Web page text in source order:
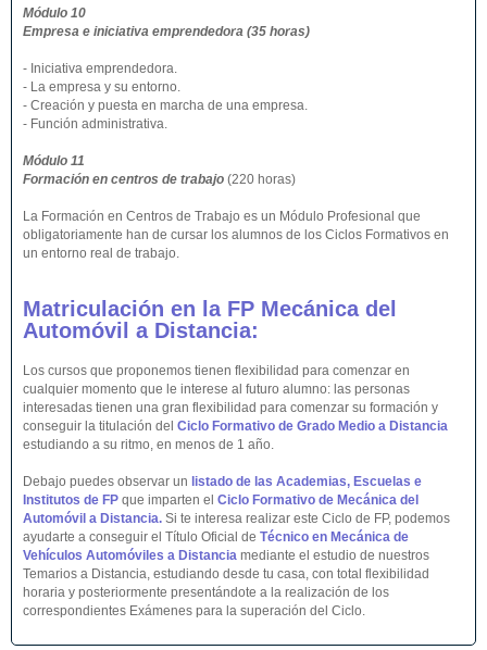
Módulo 10
Empresa e iniciativa emprendedora (35 horas)
- Iniciativa emprendedora.
- La empresa y su entorno.
- Creación y puesta en marcha de una empresa.
- Función administrativa.
Módulo 11
Formación en centros de trabajo (220 horas)
La Formación en Centros de Trabajo es un Módulo Profesional que
obligatoriamente han de cursar los alumnos de los Ciclos Formativos en
un entorno real de trabajo.
Matriculación en la FP Mecánica del
Automóvil
a Distancia:
Los cursos que proponemos tienen flexibilidad para comenzar en
cualquier momento que le interese al futuro alumno: las personas
interesadas tienen una gran flexibilidad para comenzar su formación y
conseguir la titulación del Ciclo Formativo de Grado Medio a Distancia
estudiando a su ritmo, en menos de 1 año.
Debajo puedes observar un listado de las Academias, Escuelas e
Institutos de FP que imparten el Ciclo Formativo de Mecánica del
Automóvil a Distancia. Si te interesa realizar este Ciclo de FP, podemos
ayudarte a conseguir el Título Oficial de Técnico en Mecánica de
Vehículos Automóviles a Distancia mediante el estudio de nuestros
Temarios a Distancia, estudiando desde tu casa, con total flexibilidad
horaria y posteriormente presentándote a la realización de los
correspondientes Exámenes para la superación del Ciclo.